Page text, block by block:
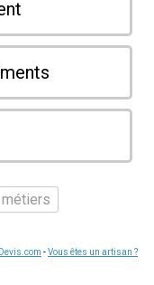
-Vous êtes un artisan ?